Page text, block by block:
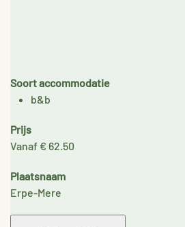
Soort accommodatie
b&b
Prijs
Vanaf € 62.50
Plaatsnaam
Erpe-Mere